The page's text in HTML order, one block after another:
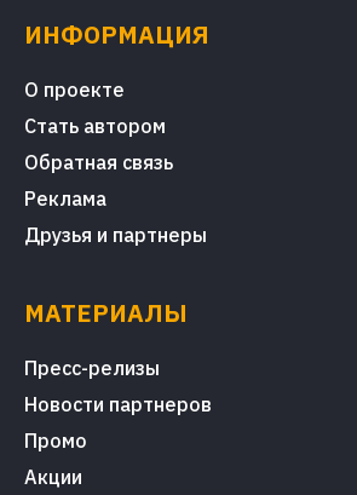
ИНФОРМАЦИЯ
О проекте
Стать автором
Обратная связь
Реклама
Друзья и партнеры
МАТЕРИАЛЫ
Пресс-релизы
Новости партнеров
Промо
Акции